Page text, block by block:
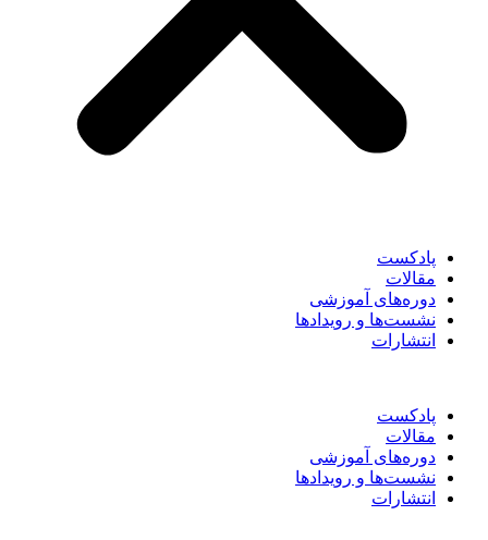
پادکست
مقالات
دوره‌های آموزشی
نشست‌ها و رویدادها
انتشارات
پادکست
مقالات
دوره‌های آموزشی
نشست‌ها و رویدادها
انتشارات